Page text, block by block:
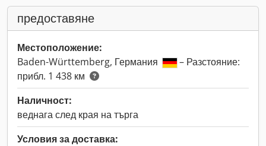
предоставяне
Местоположение:
Baden-Württemberg, Германия
– Разстояние:
прибл. 1 438 км
Наличност:
веднага след края на търга
Условия за доставка: